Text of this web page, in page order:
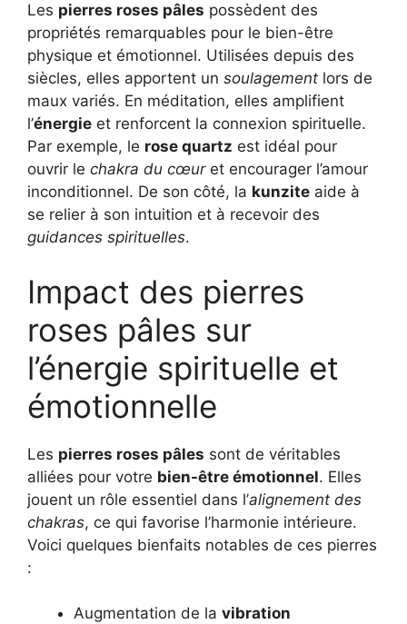
Les pierres roses pâles possèdent des
propriétés remarquables pour le bien-être
physique et émotionnel. Utilisées depuis des
siècles, elles apportent un soulagement lors de
maux variés. En méditation, elles amplifient
l’énergie et renforcent la connexion spirituelle.
Par exemple, le rose quartz est idéal pour
ouvrir le chakra du cœuret encourager l’amour
inconditionnel. De son côté, la kunzite aide à
se relier à son intuition et à recevoir des
guidances spirituelles.
Impact des pierres
roses pâles sur
l’énergie spirituelle et
émotionnelle
Les pierres roses pâles sont de véritables
alliées pour votre bien-être émotionnel. Elles
jouent un rôle essentiel dans l’alignement des
chakras, ce qui favorise l’harmonie intérieure.
Voici quelques bienfaits notables de ces pierres
:
Augmentation de la vibration